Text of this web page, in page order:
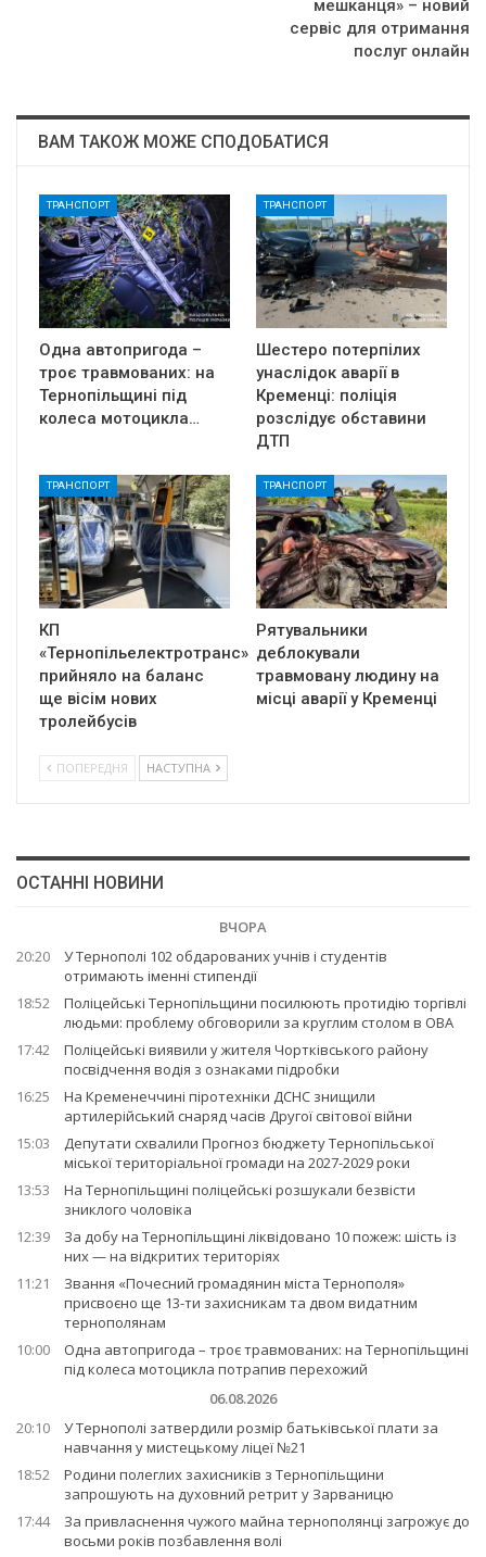
мешканця» – новий
сервіс для отримання
послуг онлайн
ВАМ ТАКОЖ МОЖЕ СПОДОБАТИСЯ
ТРАНСПОРТ
Одна автопригода –
троє травмованих: на
Тернопільщині під
колеса мотоцикла…
ТРАНСПОРТ
Шестеро потерпілих
унаслідок аварії в
Кременці: поліція
розслідує обставини
ДТП
ТРАНСПОРТ
КП
«Тернопільелектротранс»
прийняло на баланс
ще вісім нових
тролейбусів
ТРАНСПОРТ
Рятувальники
деблокували
травмовану людину на
місці аварії у Кременці
ПОПЕРЕДНЯ НАСТУПНА
ОСТАННІ НОВИНИ
ВЧОРА
20:20
У Тернополі 102 обдарованих учнів і студентів
отримають іменні стипендії
18:52
Поліцейські Тернопільщини посилюють протидію торгівлі
людьми: проблему обговорили за круглим столом в ОВА
17:42
Поліцейські виявили у жителя Чортківського району
посвідчення водія з ознаками підробки
16:25
На Кременеччині піротехніки ДСНС знищили
артилерійський снаряд часів Другої світової війни
15:03
Депутати схвалили Прогноз бюджету Тернопільської
міської територіальної громади на 2027-2029 роки
13:53
На Тернопільщині поліцейські розшукали безвісти
зниклого чоловіка
12:39
За добу на Тернопільщині ліквідовано 10 пожеж: шість із
них — на відкритих територіях
11:21
Звання «Почесний громадянин міста Тернополя»
присвоєно ще 13-ти захисникам та двом видатним
тернополянам
10:00
Одна автопригода – троє травмованих: на Тернопільщині
під колеса мотоцикла потрапив перехожий
06.08.2026
20:10
У Тернополі затвердили розмір батьківської плати за
навчання у мистецькому ліцеї №21
18:52
Родини полеглих захисників з Тернопільщини
запрошують на духовний ретрит у Зарваницю
17:44
За привласнення чужого майна тернополянці загрожує до
восьми років позбавлення волі